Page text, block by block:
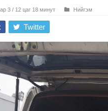
3 / 12 цаг 18 минут Нийгэм
Twitter